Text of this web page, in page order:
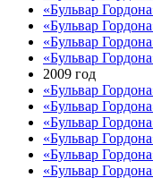
«Бульвар
«Бульвар
«Бульвар
«Бульвар
2009 год
«Бульвар
«Бульвар
«Бульвар
«Бульвар
«Бульвар
«Бульвар